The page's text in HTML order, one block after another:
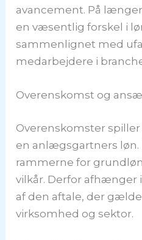
avancement. På
en væsentlig forskel i
sammenlignet med
medarbejdere i
Overenskomst og
Overenskomster
en anlægsgartners
rammerne for
vilkår. Derfor
af den aftale, der
virksomhed og sektor.